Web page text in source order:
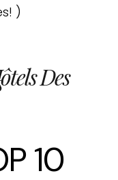
)
Des
10